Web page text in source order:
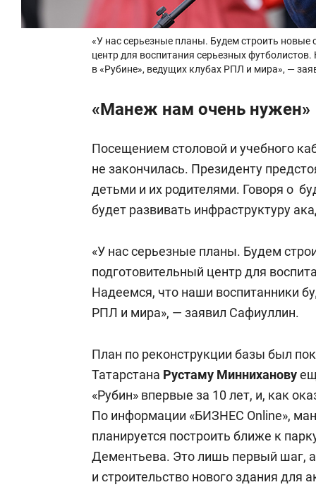
«У нас серьезные планы. Будем строить
центр для воспитания серьезных
в «Рубине», ведущих клубах РПЛ и мира», —
«Манеж нам очень нужен»
Посещением столовой и учебного
не закончилась. Президенту
детьми и их родителями. Говоря о
будет развивать инфраструктуру
«У нас серьезные планы. Будем
подготовительный центр для
Надеемся, что наши воспитанники
РПЛ и мира», — заявил Сафиуллин.
План по реконструкции базы был
Татарстана Рустаму Минниханову
«Рубин» впервые за 10 лет, и, как
По информации «БИЗНЕС Online»,
планируется построить ближе к
Дементьева. Это лишь первый шаг,
и строительство нового здания для